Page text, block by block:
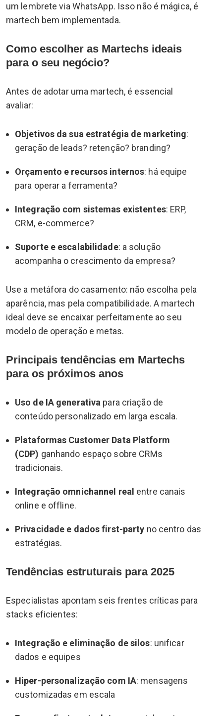
um lembrete via WhatsApp. Isso não é mágica, é
martech bem implementada.
Como escolher as Martechs ideais
para o seu negócio?
Antes de adotar uma martech, é essencial
avaliar:
Objetivos da sua estratégia de marketing:
geração de leads? retenção? branding?
Orçamento e recursos internos: há equipe
para operar a ferramenta?
Integração com sistemas existentes: ERP,
CRM, e-commerce?
Suporte e escalabilidade: a solução
acompanha o crescimento da empresa?
Use a metáfora do casamento: não escolha pela
aparência, mas pela compatibilidade. A martech
ideal deve se encaixar perfeitamente ao seu
modelo de operação e metas.
Principais tendências em Martechs
para os próximos anos
Uso de IA generativa para criação de
conteúdo personalizado em larga escala.
Plataformas Customer Data Platform
(CDP) ganhando espaço sobre CRMs
tradicionais.
Integração omnichannel real entre canais
online e offline.
Privacidade e dados first-party no centro das
estratégias.
Tendências estruturais para 2025
Especialistas apontam seis frentes críticas para
stacks eficientes:
Integração e eliminação de silos: unificar
dados e equipes
Hiper-personalização com IA: mensagens
customizadas em escala